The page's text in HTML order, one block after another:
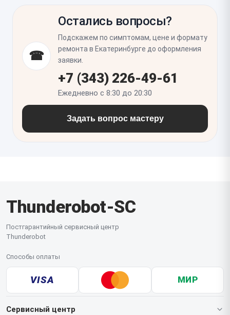
получили скрытые повреждения.
перекашивается, нет люфта и посторонних звуков.
Также стоит проверить изображение на экране,
работу подсветки и беспроводной связи, чтобы
исключить повреждение шлейфов и антенн во
время ремонта.
☎
Остались вопросы?
Подскажем по симптомам, цене и формату
ремонта в Екатеринбурге до оформления
заявки.
+7 (343) 226-49-61
Ежедневно с 8:30 до 20:30
Задать вопрос мастеру
Thunderobot-SC
Постгарантийный сервисный центр
Thunderobot
Способы оплаты
VISA МИР
Сервисный центр